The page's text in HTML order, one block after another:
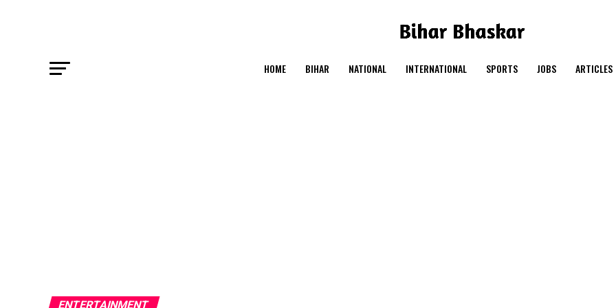
HOME BIHAR NATIONAL INTERNATIONAL SPORTS JOBS ARTICLES
ENTERTAINMENT